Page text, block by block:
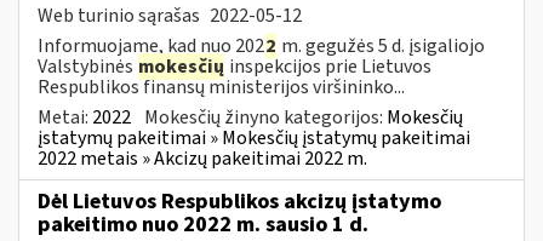
Web turinio sąrašas 2022-05-12
Informuojame, kad nuo 2022 m. gegužės 5 d. įsigaliojo
Valstybinės mokesčių inspekcijos prie Lietuvos
Respublikos finansų ministerijos viršininko...
Metai: 2022 Mokesčių žinyno kategorijos: Mokesčių
įstatymų pakeitimai » Mokesčių įstatymų pakeitimai
2022 metais » Akcizų pakeitimai 2022 m.
Dėl Lietuvos Respublikos akcizų įstatymo
pakeitimo nuo 2022 m. sausio 1 d.